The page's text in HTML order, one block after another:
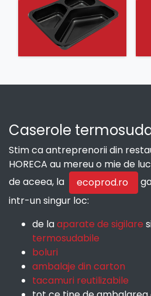
Caserole
Stim ca antreprenorii din
HORECA au mereu o mie de
de aceea, la
ecoprod.ro
intr-un singur loc:
de laaparate de sigilare
termosudabile
boluri
ambalaje din carton
tacamuri reutilizabile